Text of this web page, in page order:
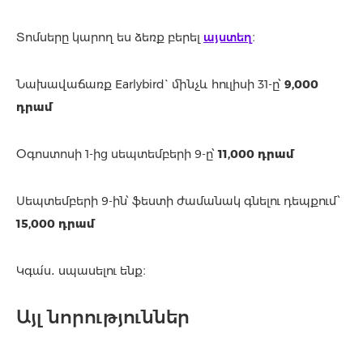
Տոմսերը կարող ես ձեռք բերել այստեղ։
Նախավաճառք Earlybird` մինչև հուլիսի 31-ը՝ 9,000
դրամ
Օգոստոսի 1-ից սեպտեմբերի 9-ը՝11,000 դրամ
Սեպտեմբերի 9-ին՝ ֆեստի ժամանակ գնելու դեպքում՝
15,000 դրամ
Կգա՛ս․ սպասելու ենք։
Այլ նորություններ